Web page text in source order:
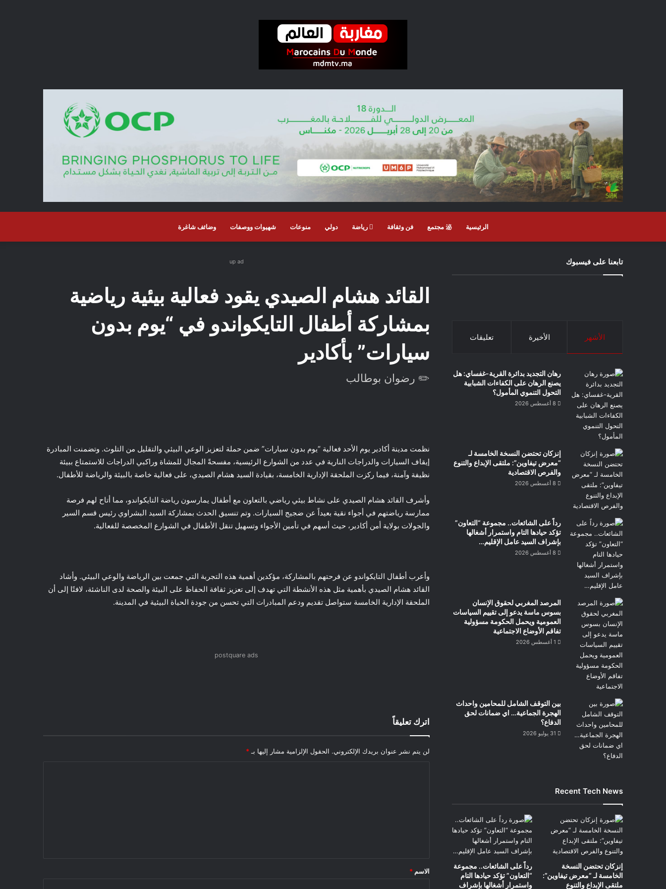
الرئيسية مجتمع فن وثقافة رياضة دولي منوعات شهيوات ووصفات وضائف شاغرة
up ad
القائد هشام الصيدي يقود فعالية بيئية رياضية
بمشاركة أطفال التايكواندو في “يوم بدون
سيارات” بأكادير
✏️ رضوان بوطالب
نظمت مدينة أكادير يوم الأحد فعالية “يوم بدون سيارات” ضمن حملة لتعزيز الوعي البيئي والتقليل من التلوث. وتضمنت المبادرة
إيقاف السيارات والدراجات النارية في عدد من الشوارع الرئيسية، مفسحةً المجال للمشاة وراكبي الدراجات للاستمتاع ببيئة
نظيفة وآمنة، فيما ركزت الملحقة الإدارية الخامسة، بقيادة السيد هشام الصيدي، على فعالية خاصة بالبيئة والرياضة للأطفال.
وأشرف القائد هشام الصيدي على نشاط بيئي رياضي بالتعاون مع أطفال يمارسون رياضة التايكواندو، مما أتاح لهم فرصة
ممارسة رياضتهم في أجواء نقية بعيداً عن ضجيج السيارات. وتم تنسيق الحدث بمشاركة السيد البشراوي رئيس قسم السير
والجولات بولاية أمن أكادير، حيث أسهم في تأمين الأجواء وتسهيل تنقل الأطفال في الشوارع المخصصة للفعالية.
وأعرب أطفال التايكواندو عن فرحتهم بالمشاركة، مؤكدين أهمية هذه التجربة التي جمعت بين الرياضة والوعي البيئي. وأشاد
القائد هشام الصيدي بأهمية مثل هذه الأنشطة التي تهدف إلى تعزيز ثقافة الحفاظ على البيئة والصحة لدى الناشئة، لافتًا إلى أن
الملحقة الإدارية الخامسة ستواصل تقديم ودعم المبادرات التي تحسن من جودة الحياة البيئية في المدينة.
postquare ads
اترك تعليقاً
لن يتم نشر عنوان بريدك الإلكتروني. الحقول الإلزامية مشار إليها بـ *
الاسم *
تابعنا على فيسبوك
الأشهر الأخيرة تعليقات
رهان التجديد بدائرة القرية-غفساي: هل
يصنع الرهان على الكفاءات الشبابية
التحول التنموي المأمول؟
8 أغسطس 2026
إنزكان تحتضن النسخة الخامسة لـ
“معرض تيفاوين”: ملتقى الإبداع والتنوع
والفرص الاقتصادية
8 أغسطس 2026
رداً على الشائعات.. مجموعة “التعاون”
تؤكد حيادها التام واستمرار أشغالها
بإشراف السيد عامل الإقليم…
8 أغسطس 2026
المرصد المغربي لحقوق الإنسان
بسوس ماسة يدعو إلى تقييم السياسات
العمومية ويحمل الحكومة مسؤولية
تفاقم الأوضاع الاجتماعية
1 أغسطس 2026
بين التوقف الشامل للمحامين واحداث
الهجرة الجماعية… اي ضمانات لحق
الدفاع؟
31 يوليو 2026
Recent Tech News
إنزكان تحتضن النسخة
الخامسة لـ “معرض تيفاوين”:
ملتقى الإبداع والتنوع
رداً على الشائعات.. مجموعة
“التعاون” تؤكد حيادها التام
واستمرار أشغالها بإشراف